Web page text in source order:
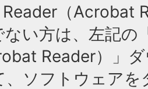
Reader（Acrobat
い方は、左記の
Reader）」
、ソフトウェア